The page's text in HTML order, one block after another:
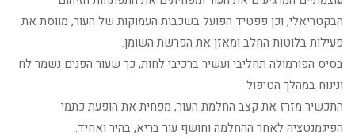
326.00 ₪.
267.32 ₪.
הבקטריאלי, וכן פפטיד הפועל בשכבות העמוקות של העור, מווסת את
פעילות בלוטות החלב ומאזן את הפרשת השומן.
בסיס הפורמולה תחליבי ועשיר ברכיבי לחות, כך שעור הפנים נשמר לח
ונינוח במהלך הטיפול
התכשיר מזרז את קצב החלמת העור, מפחית את הופעת כתמי
הפיגמנטציה לאחר ההחלמה וחושף עור בריא, בהיר ואחיד.